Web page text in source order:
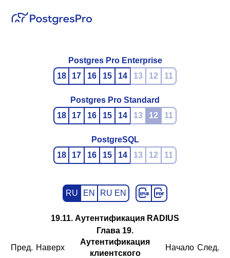
Postgres Pro Enterprise
18
17 16 15 14 13 12 11
Postgres Pro Standard
18
17 16 15 14 13 12 11
PostgreSQL
18
17 16 15 14 13 12 11
RU EN RU EN
19.11. Аутентификация RADIUS
Пред. Наверх
Глава 19.
Аутентификация
клиентского
Начало След.